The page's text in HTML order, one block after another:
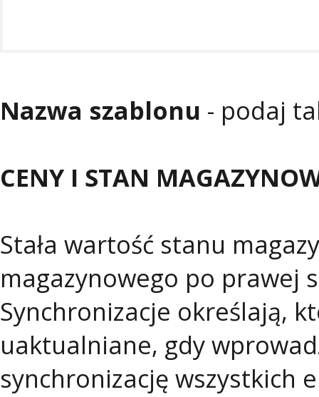
Nazwa szablonu - podaj
CENY I STAN
Stała wartość stanu
magazynowego po prawej
Synchronizacje określają,
uaktualniane, gdy
synchronizację wszystkich